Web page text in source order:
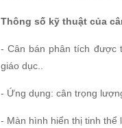
Thông số kỹ thuật của
- Cân bán phân tích được
giáo dục..
- Ứng dụng: cân trọng
- Màn hình hiển thị tinh thể